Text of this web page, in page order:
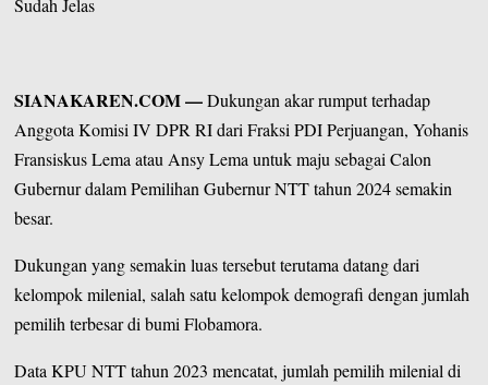
Sudah Jelas
SIANAKAREN.COM—Dukungan akar rumput terhadap
Anggota Komisi IV DPR RI dari Fraksi PDI Perjuangan,Yohanis
Fransiskus Lema atau Ansy Lemauntuk maju sebagai Calon
Gubernur dalam Pemilihan Gubernur NTT tahun 2024 semakin
besar.
Dukungan yang semakin luas tersebut terutama datang dari
kelompok milenial, salah satu kelompok demografi dengan jumlah
pemilih terbesar di bumi Flobamora.
DataKPU NTTtahun 2023 mencatat, jumlah pemilih milenial di